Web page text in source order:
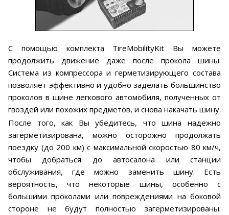
С помощью комплекта TireMobilityKit Вы можете
продолжить движение даже после прокола шины.
Система из компрессора и герметизирующего состава
позволяет эффективно и удобно заделать большинство
проколов в шине легкового автомобиля, полученных от
гвоздей или похожих предметов, и снова накачать шину.
После того, как Вы убедитесь, что шина надежно
загерметизирована, можно осторожно продолжать
поездку (до 200 км) с максимальной скоростью 80 км/ч,
чтобы добраться до автосалона или станции
обслуживания, где можно заменить шину. Есть
вероятность, что некоторые шины, особенно с
большими проколами или повреждениями на боковой
стороне не будут полностью загерметизированы.